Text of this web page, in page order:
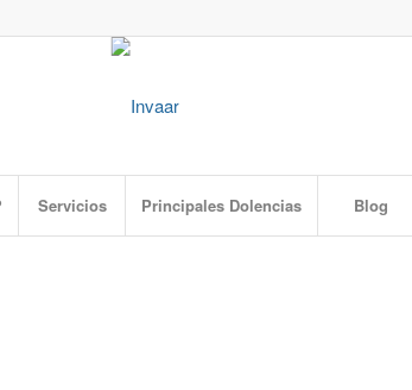
Servicios Principales Dolencias Blog